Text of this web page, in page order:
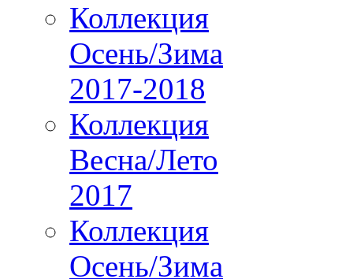
Коллекция
Осень/Зима
2017-2018
Коллекция
Весна/Лето
2017
Коллекция
Осень/Зима